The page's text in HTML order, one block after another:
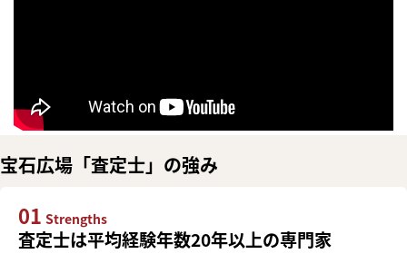
宝石広場「査定士」の強み
01 Strengths
査定士は平均経験年数20年以上の専門家